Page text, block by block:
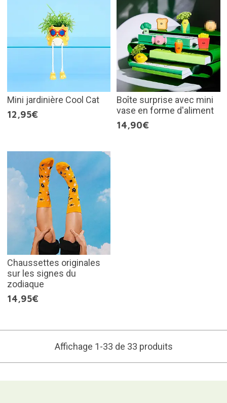
Mini jardinière Cool Cat
12,95€
Boîte surprise avec mini
vase en forme d'aliment
14,90€
Chaussettes originales
sur les signes du
zodiaque
14,95€
Affichage 1-33 de 33 produits